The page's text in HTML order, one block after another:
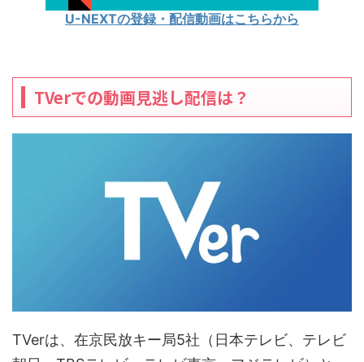
U-NEXTの登録・配信動画はこちらから
TVerでの動画見逃し配信は？
TVerは、在京民放キー局5社（日本テレビ、テレビ